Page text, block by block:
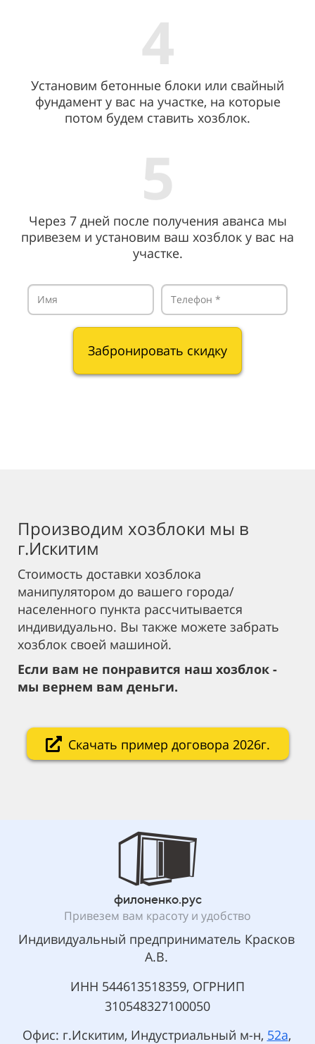
4
Установим бетонные блоки или свайный
фундамент у вас на участке, на которые
потом будем ставить хозблок.
5
Через 7 дней после получения аванса мы
привезем и установим ваш хозблок у вас на
участке.
Забронировать скидку
Производим хозблоки мы в
г.Искитим
Стоимость доставки хозблока
манипулятором до вашего города/
населенного пункта рассчитывается
индивидуально. Вы также можете забрать
хозблок своей машиной.
Если вам не понравится наш хозблок -
мы вернем вам деньги.
Скачать пример договора 2026г.
филоненко.рус
Привезем вам красоту и удобство
Индивидуальный предприниматель Красков
А.В.
ИНН 544613518359, ОГРНИП
310548327100050
Офис: г.Искитим, Индустриальный м-н, 52а,